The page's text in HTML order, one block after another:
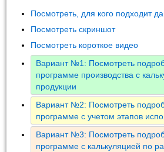
Посмотреть, для кого подходит
Посмотреть скриншот
Посмотреть короткое видео
Вариант №1: Посмотреть
программе производства с
продукции
Вариант №2: Посмотреть
программе с учетом этапов
Вариант №3: Посмотреть
программе с калькуляцией по